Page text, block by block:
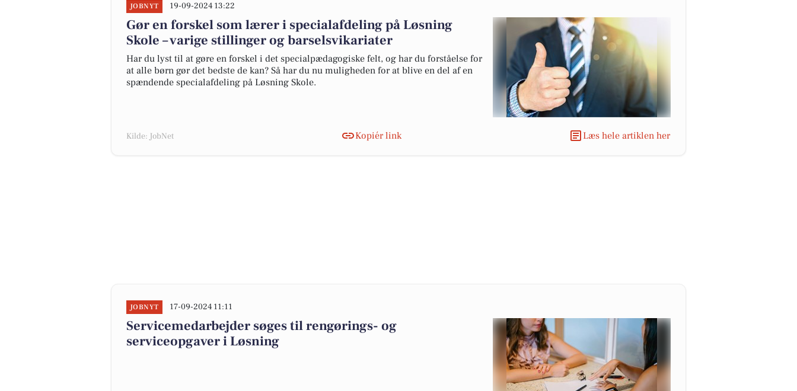
JOBNYT 19-09-2024 13:22
Gør en forskel som lærer i specialafdeling på Løsning
Skole – varige stillinger og barselsvikariater
Har du lyst til at gøre en forskel i det specialpædagogiske felt, og har du forståelse for
at alle børn gør det bedste de kan? Så har du nu muligheden for at blive en del af en
spændende specialafdeling på Løsning Skole.
Kilde: JobNet Kopiér link Læs hele artiklen her
JOBNYT 17-09-2024 11:11
Servicemedarbejder søges til rengørings- og
serviceopgaver i Løsning